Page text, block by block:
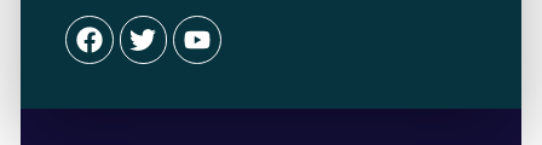
Facebook
TwitterYoutube